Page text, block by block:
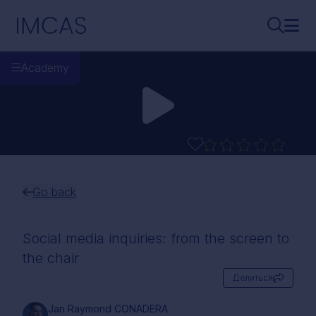
IMCAS
Academy
Go back
Social media inquiries: from the screen to
the chair
Делиться
Jan Raymond CONADERA